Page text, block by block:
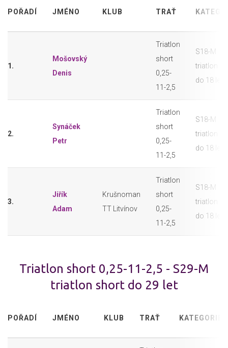
POŘADÍ JMÉNO KLUB TRAŤ
1.
Mošovský
Denis
Triatlon
short
0,25-
11-2,5
S18-M
triatlon
do 18 let
2.
Synáček
Petr
Triatlon
short
0,25-
11-2,5
S18-M
triatlon
do 18 let
3.
Jiřík
Adam
Krušnoman
TT Litvínov
Triatlon
short
0,25-
11-2,5
S18-M
triatlon
do 18 let
Triatlon short 0,25-11-2,5 - S29-M
triatlon short do 29 let
POŘADÍ JMÉNO KLUB TRAŤ KATEGORIE